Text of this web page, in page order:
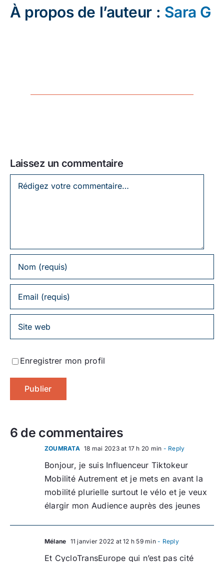
À propos de l’auteur : Sara G
6 de commentaires
ZOUMRATA 18 mai 2023 at 17 h 20 min - Reply
Bonjour, je suis Influenceur Tiktokeur
Mobilité Autrement et je mets en avant la
mobilité plurielle surtout le vélo et je veux
élargir mon Audience auprès des jeunes
Mélane 11 janvier 2022 at 12 h 59 min- Reply
Et CycloTransEurope qui n’est pas cité
Laissez un commentaire
Laissez
Enregistrer mon profil